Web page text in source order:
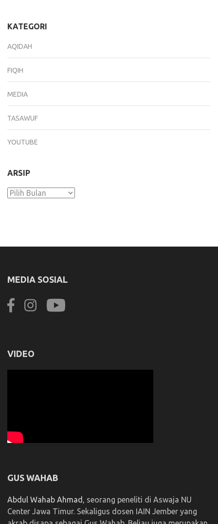
KATEGORI
AQIDAH
FIQIH
MEDIA
TASAWUF
YOUTUBE
ARSIP
Arsip
MEDIA SOSIAL
VIDEO
GUS WAHAB
Abdul Wahab Ahmad , seorang peneliti di Aswaja NU
Center Jawa Timur. Sekaligus dosen IAIN Jember yang